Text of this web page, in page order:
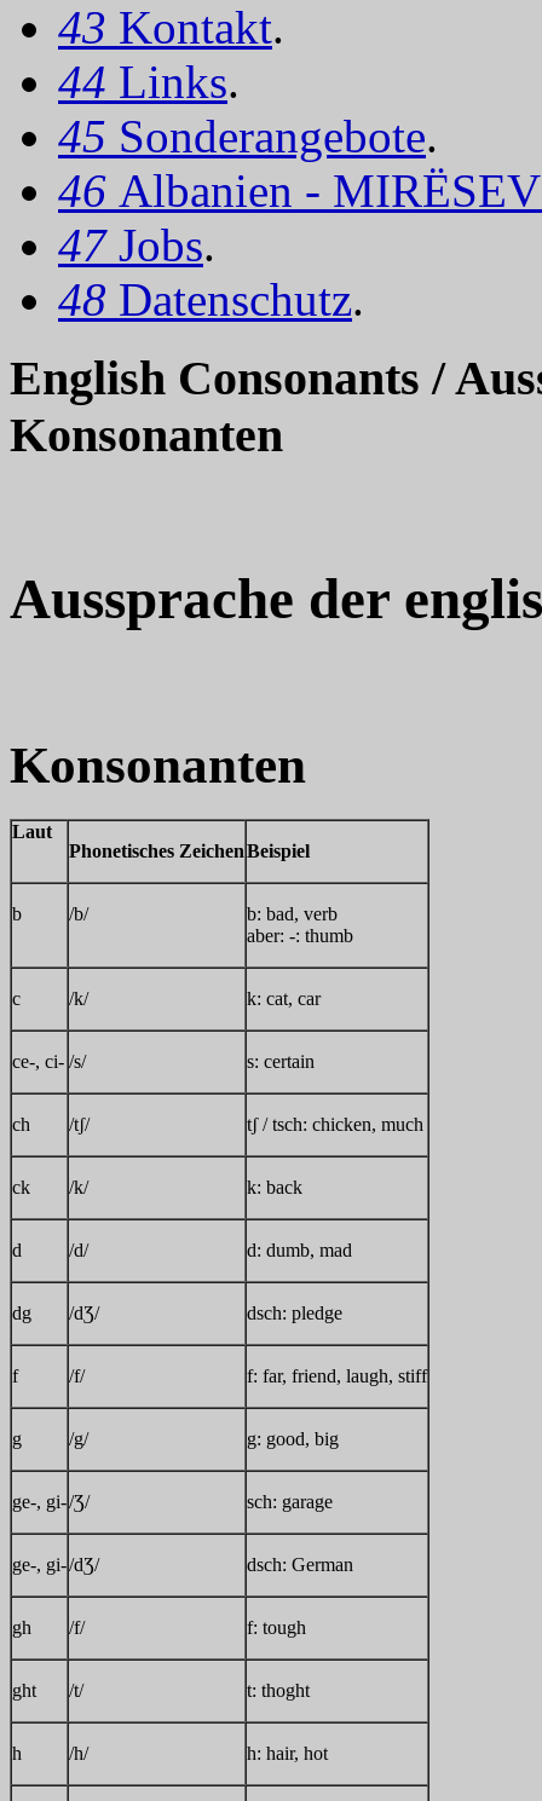
43 Kontakt.
44 Links.
45 Sonderangebote.
46 Albanien -
47 Jobs.
48 Datenschutz.
English Consonants /
Konsonanten
Aussprache der
Konsonanten
Laut
Phonetisches ZeichenBeispiel
b /b/
b: bad, verb
aber: -: thumb
c /k/ k: cat, car
ce-, ci- /s/ s: certain
ch /tʃ/ tʃ / tsch: chicken, much
ck /k/ k: back
d /d/ d: dumb, mad
dg /dƷ/ dsch: pledge
f /f/ f: far, friend, laugh, stiff
g /g/ g: good, big
ge-, gi-/Ʒ/ sch: garage
ge-, gi-/dƷ/ dsch: German
gh /f/ f: tough
ght /t/ t: thoght
h /h/ h: hair, hot